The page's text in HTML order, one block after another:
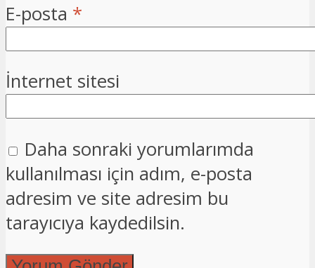
E-posta *
İnternet sitesi
Daha sonraki yorumlarımda
kullanılması için adım, e-posta
adresim ve site adresim bu
tarayıcıya kaydedilsin.